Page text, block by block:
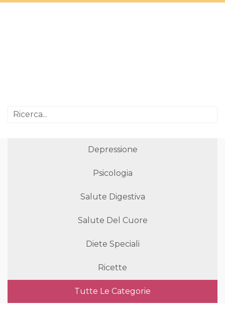
Depressione
Psicologia
Salute Digestiva
Salute Del Cuore
Diete Speciali
Ricette
Tutte Le Categorie